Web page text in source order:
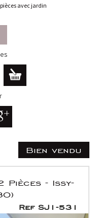
avec jardin
Bien vendu
Pièces - Issy-
Ref SJ1-531